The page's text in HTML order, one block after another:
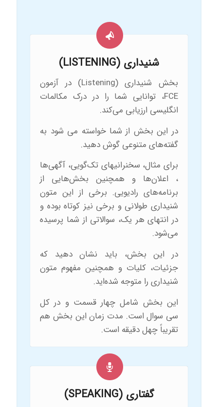
شنیداری (LISTENING)
بخش شنیداری (Listening) در آزمون
FCE، توانایی شما را در درک مکالمات
انگلیسی ارزیابی می‌کند.
در این بخش از شما خواسته می شود به
گفته‌های متنوعی گوش دهید.
برای مثال، سخنرانی‎های تک‌گویی، آگهی‌ها
، اعلان‌ها و همچنین بخش‌هایی از
برنامه‌های رادیویی. برخی از این متون
شنیداری طولانی و برخی نیز کوتاه بوده و
در انتهای هر یک، سوالاتی از شما پرسیده
می‌شود.
در این بخش، باید نشان دهید که
جزئیات، کلیات و همچنین مفهوم متون
شنیداری را متوجه شده‌اید.
این بخش شامل چهار قسمت و در کل
سی سوال است. مدت زمان این بخش هم
تقریباً چهل دقیقه است.
گفتاری (SPEAKING)